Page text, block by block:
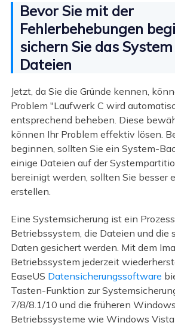
Bevor Sie mit der
Fehlerbehebungen
sichern Sie das
Dateien
Jetzt, da Sie die Gründe kennen,
Problem "Laufwerk C wird
entsprechend beheben. Diese
können Ihr Problem effektiv lösen.
beginnen, sollten Sie ein System-
einige Dateien auf der
bereinigt werden, sollten Sie besser
erstellen.
Eine Systemsicherung ist ein
Betriebssystem, die Dateien und die
Daten gesichert werden. Mit dem
Betriebssystem jederzeit
EaseUS Datensicherungssoftware
Tasten-Funktion zur
7/8/8.1/10 und die früheren
Betriebssysteme wie Windows Vista